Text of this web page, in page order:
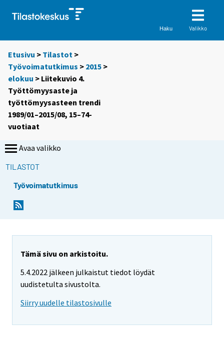
Haku Valikko
Etusivu > Tilastot >
Työvoimatutkimus > 2015 >
elokuu > Liitekuvio 4.
Työttömyysaste ja
työttömyysasteen trendi
1989/01–2015/08, 15–74-
vuotiaat
Avaa valikko
TILASTOT
Työvoimatutkimus
Tämä sivu on arkistoitu.
5.4.2022 jälkeen julkaistut tiedot löydät
uudistetulta sivustolta.
Siirry uudelle tilastosivulle